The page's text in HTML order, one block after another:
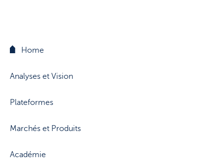
Home
Analyses et Vision
Plateformes
Marchés et Produits
Académie